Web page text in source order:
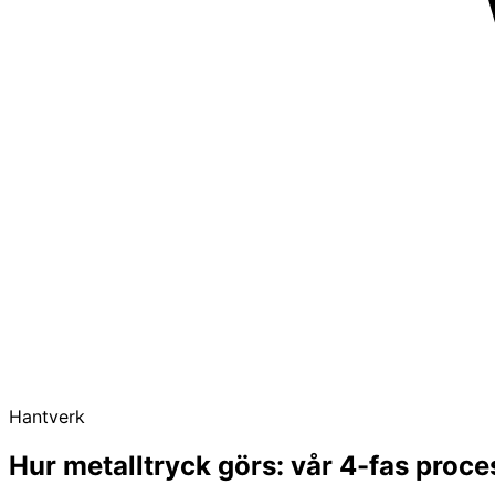
Hantverk
Hur metalltryck görs: vår 4-fas